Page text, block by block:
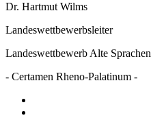
Dr. Hartmut Wilms
Landeswettbewerbsleiter
Landeswettbewerb Alte Sprachen
- Certamen Rheno-Palatinum -